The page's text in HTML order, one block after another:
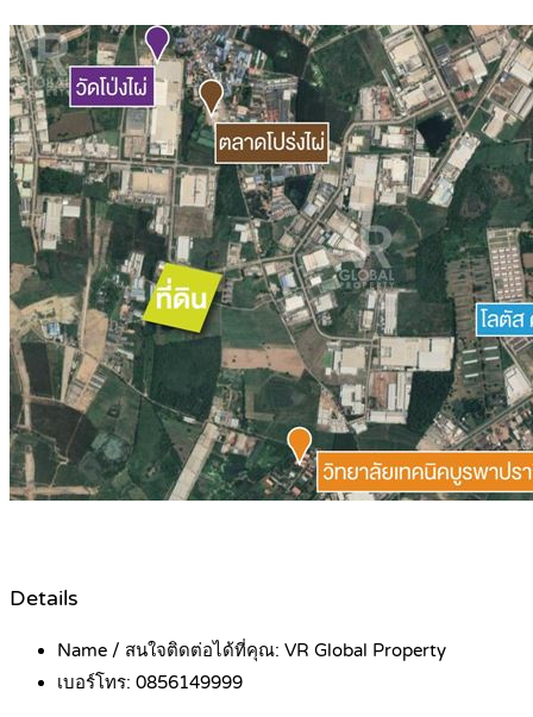
Details
Name / สนใจติดต่อได้ที่คุณ: VR Global Property
เบอร์โทร: 0856149999